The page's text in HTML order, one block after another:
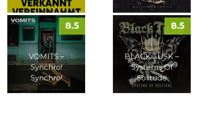
VOMITS –
Synchro!
Synchro!
8.5
BLACK TUSK –
Systems Of
Solitude
8.5